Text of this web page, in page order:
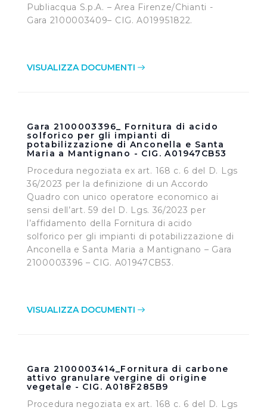
Publiacqua S.p.A. – Area Firenze/Chianti -
Gara 2100003409– CIG. A019951822.
VISUALIZZA DOCUMENTI
Gara 2100003396_ Fornitura di acido
solforico per gli impianti di
potabilizzazione di Anconella e Santa
Maria a Mantignano - CIG. A01947CB53
Procedura negoziata ex art. 168 c. 6 del D. Lgs
36/2023 per la definizione di un Accordo
Quadro con unico operatore economico ai
sensi dell’art. 59 del D. Lgs. 36/2023 per
l’affidamento della Fornitura di acido
solforico per gli impianti di potabilizzazione di
Anconella e Santa Maria a Mantignano – Gara
2100003396 – CIG. A01947CB53.
VISUALIZZA DOCUMENTI
Gara 2100003414_Fornitura di carbone
attivo granulare vergine di origine
vegetale - CIG. A018F285B9
Procedura negoziata ex art. 168 c. 6 del D. Lgs